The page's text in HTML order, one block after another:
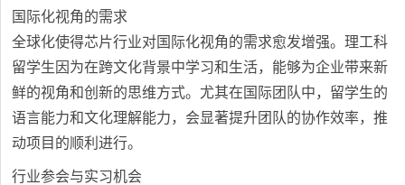
国际化视角的需求
全球化使得芯片行业对国际化视角的需求愈发增强。理工科
留学生因为在跨文化背景中学习和生活，能够为企业带来新
鲜的视角和创新的思维方式。尤其在国际团队中，留学生的
语言能力和文化理解能力，会显著提升团队的协作效率，推
动项目的顺利进行。
行业参会与实习机会